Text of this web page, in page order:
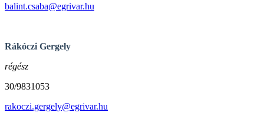
balint.csaba@egrivar.hu
Rákóczi Gergely
régész
30/9831053
rakoczi.gergely@egrivar.hu